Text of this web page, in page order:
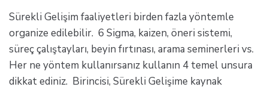
Sürekli Gelişim faaliyetleri birden fazla yöntemle
organize edilebilir. 6 Sigma, kaizen, öneri sistemi,
süreç çalıştayları, beyin fırtınası, arama seminerleri vs.
Her ne yöntem kullanırsanız kullanın 4 temel unsura
dikkat ediniz. Birincisi, Sürekli Gelişime kaynak